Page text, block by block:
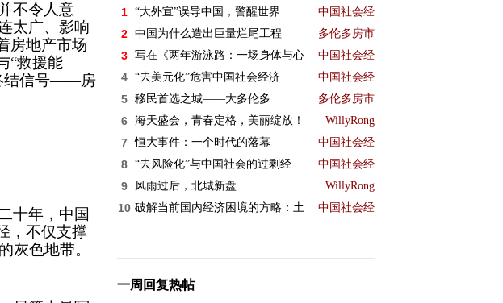
不令人意
太广、影响
房地产市场
“救援能
结信号——房
十年，中国
，不仅支撑
灰色地带。
1 “大外宣”误导中国，警醒世界 中国社会经
2 中国为什么造出巨量烂尾工程 多伦多房市
3 写在《两年游泳路：一场身体与心 中国社会经
4 “去美元化”危害中国社会经济 中国社会经
5 移民首选之城——大多伦多 多伦多房市
6 海天盛会，青春定格，美丽绽放！ WillyRong
7 恒大事件：一个时代的落幕 中国社会经
8 “去风险化”与中国社会的过剩经 中国社会经
9 风雨过后，北城新盘 WillyRong
10 破解当前国内经济困境的方略：土 中国社会经
一周回复热帖